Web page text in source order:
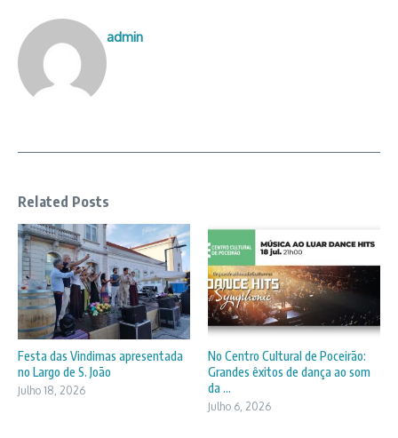
admin
Related Posts
Festa das Vindimas apresentada
no Largo de S. João
Julho 18, 2026
No Centro Cultural de Poceirão:
Grandes êxitos de dança ao som
da ...
Julho 6, 2026